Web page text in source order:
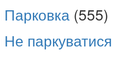
(555)
паркуватися